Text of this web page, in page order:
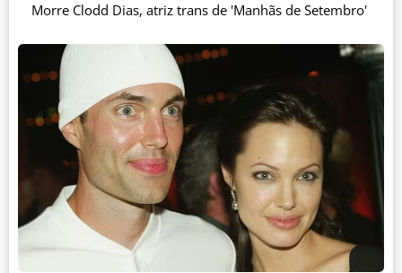
Morre Clodd Dias, atriz trans de 'Manhãs de Setembro'